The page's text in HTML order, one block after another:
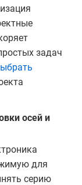
задач
осей и
для
серию